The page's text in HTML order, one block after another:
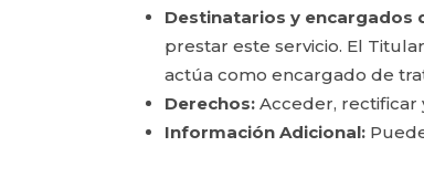
Destinatarios y encargados
prestar este servicio. El
actúa como encargado de
Derechos: Acceder, rectificar
Información Adicional: